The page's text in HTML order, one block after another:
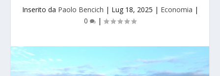
Inserito da Paolo Bencich | Lug 18, 2025 | Economia |
0
|